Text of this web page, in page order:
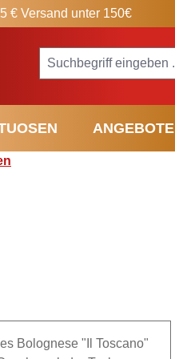
€ Versand unter 150€
ANGEBOTE